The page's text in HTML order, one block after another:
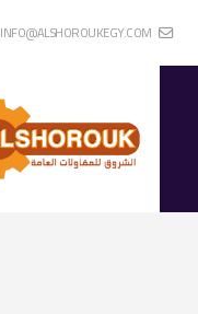
INFO@ALSHOROUKEGY.COM